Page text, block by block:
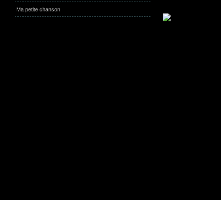
Ma petite chanson